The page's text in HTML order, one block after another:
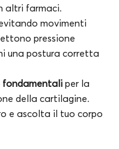
altri farmaci.
movimenti
pressione
una postura corretta
fondamentali per la
della cartilagine.
e ascolta il tuo corpo